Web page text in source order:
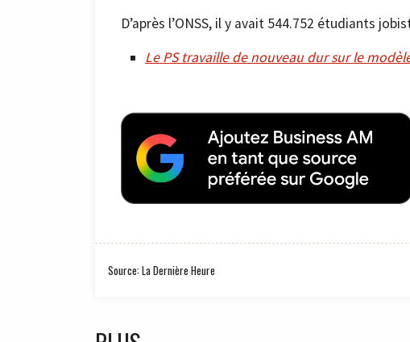
D’après l’ONSS, il y avait 544.752 étudiants
Le PS travaille de nouveau dur sur le
Source: La Dernière Heure